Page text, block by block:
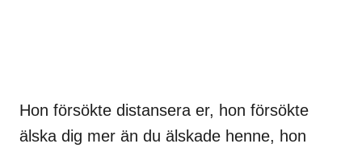
Hon försökte distansera er, hon försökte
älska dig mer än du älskade henne, hon